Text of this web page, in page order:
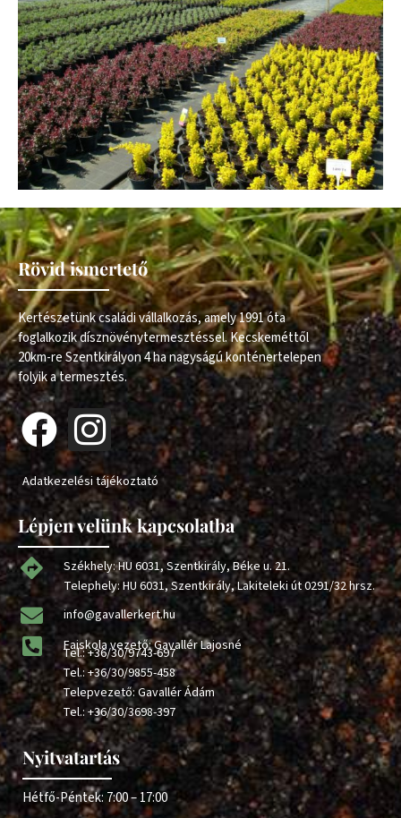
Rövid ismertető
Kertészetünk családi vállalkozás, amely 1991 óta
foglalkozik dísznövénytermesztéssel. Kecskeméttől
20km-re Szentkirályon 4 ha nagyságú konténertelepen
folyik a termesztés.
Adatkezelési tájékoztató
Lépjen velünk kapcsolatba
Székhely: HU 6031, Szentkirály, Béke u. 21.
Telephely: HU 6031, Szentkirály, Lakiteleki út 0291/32 hrsz.
info@gavallerkert.hu
Faiskola vezető: Gavallér Lajosné
Tel.:+36/30/9743-697
Tel.:+36/30/9855-458
Telepvezető: Gavallér Ádám
Tel.:+36/30/3698-397
Nyitvatartás
Hétfő-Péntek: 7:00 – 17:00